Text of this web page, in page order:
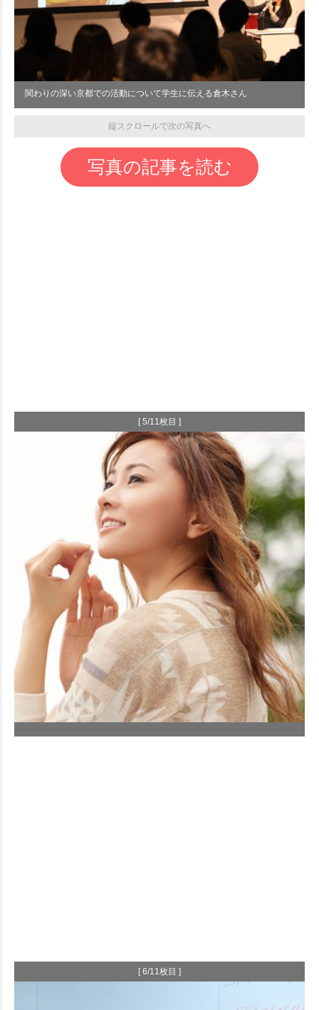
関わりの深い京都での活動について学生に伝える倉木さん
縦スクロールで次の写真へ
写真の記事を読む
[ 5/11枚目 ]
[ 6/11枚目 ]